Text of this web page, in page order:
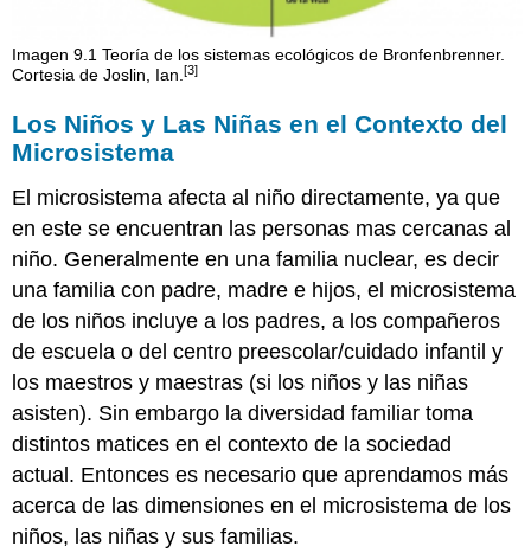
Imagen 9.1 Teoría de los sistemas ecológicos de Bronfenbrenner.
Cortesia de Joslin, Ian.[3]
Los Niños y Las Niñas en el Contexto del
Microsistema
El microsistema afecta al niño directamente, ya que
en este se encuentran las personas mas cercanas al
niño. Generalmente en una familia nuclear, es decir
una familia con padre, madre e hijos, el microsistema
de los niños incluye a los padres, a los compañeros
de escuela o del centro preescolar/cuidado infantil y
los maestros y maestras (si los niños y las niñas
asisten). Sin embargo la diversidad familiar toma
distintos matices en el contexto de la sociedad
actual. Entonces es necesario que aprendamos más
acerca de las dimensiones en el microsistema de los
niños, las niñas y sus familias.